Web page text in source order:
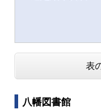
表
八幡図書館